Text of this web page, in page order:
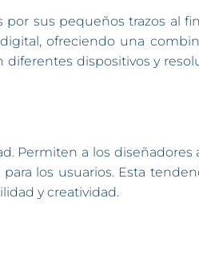
sus pequeños trazos al
ofreciendo una
dispositivos y
Permiten a los
los usuarios. Esta
y creatividad.